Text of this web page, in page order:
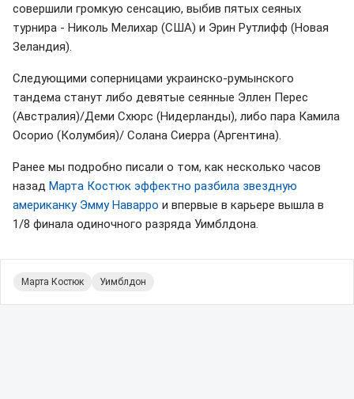
совершили громкую сенсацию, выбив пятых сеяных
турнира - Николь Мелихар (США) и Эрин Рутлифф (Новая
Зеландия).
Следующими соперницами украинско-румынского
тандема станут либо девятые сеянные Эллен Перес
(Австралия)/Деми Схюрс (Нидерланды), либо пара Камила
Осорио (Колумбия)/ Солана Сиерра (Аргентина).
Ранее мы подробно писали о том, как несколько часов
назад Марта Костюк эффектно разбила звездную
американку Эмму Наварро и впервые в карьере вышла в
1/8 финала одиночного разряда Уимблдона.
Марта Костюк Уимблдон